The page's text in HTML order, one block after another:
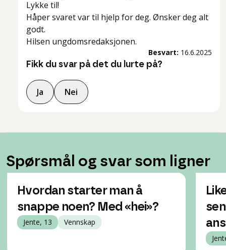
Lykke til!
Håper svaret var til hjelp for deg. Ønsker deg alt
godt.
Hilsen ungdomsredaksjonen.
Besvart: 16.6.2025
Fikk du svar på det du lurte på?
Ja Nei
Spørsmål og svar som ligner
Hvordan starter man å
snappe noen? Med «hei»?
Jente, 13 Vennskap